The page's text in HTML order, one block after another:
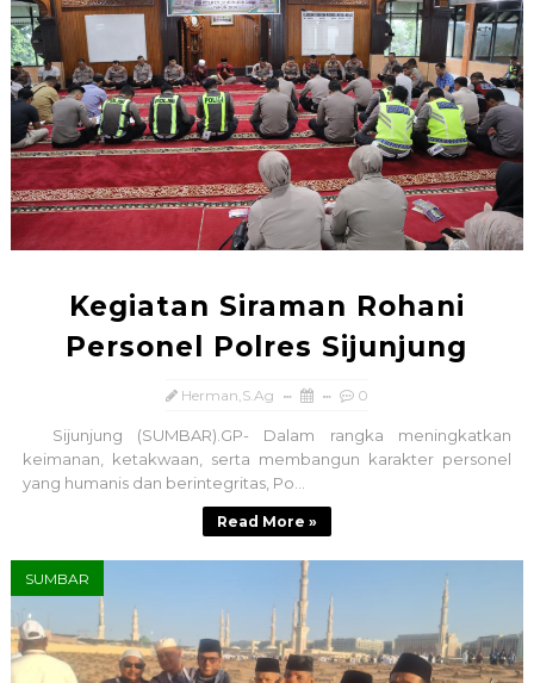
Kegiatan Siraman Rohani
Personel Polres Sijunjung
Herman,S.Ag 0
Sijunjung (SUMBAR).GP- Dalam rangka meningkatkan
keimanan, ketakwaan, serta membangun karakter personel
yang humanis dan berintegritas, Po...
Read More »
SUMBAR